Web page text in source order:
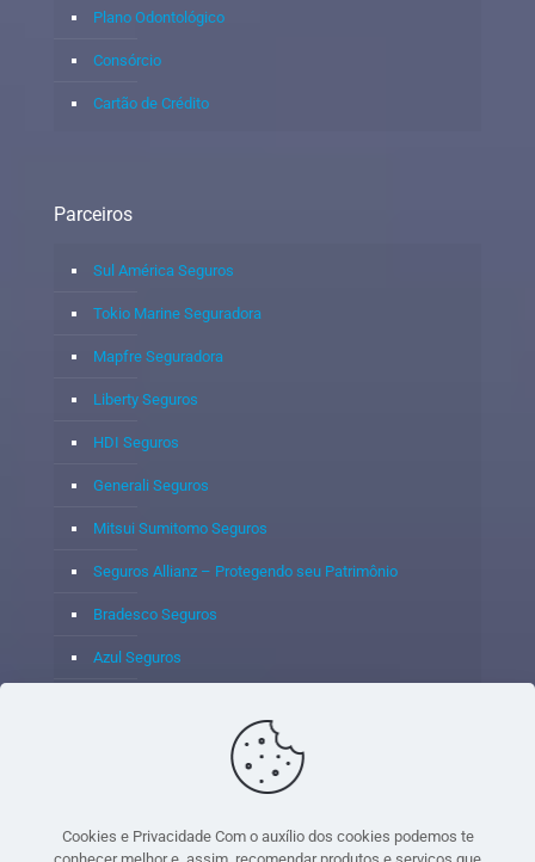
Plano Odontológico
Consórcio
Cartão de Crédito
Parceiros
Sul América Seguros
Tokio Marine Seguradora
Mapfre Seguradora
Liberty Seguros
HDI Seguros
Generali Seguros
Mitsui Sumitomo Seguros
Seguros Allianz – Protegendo seu Patrimônio
Bradesco Seguros
Azul Seguros
Cookies e Privacidade Com o auxílio dos cookies podemos te